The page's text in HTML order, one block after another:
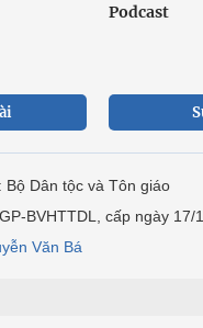
Podcast
Dân tộc và Tôn giáo
BVHTTDL, cấp ngày 17/
Văn Bá